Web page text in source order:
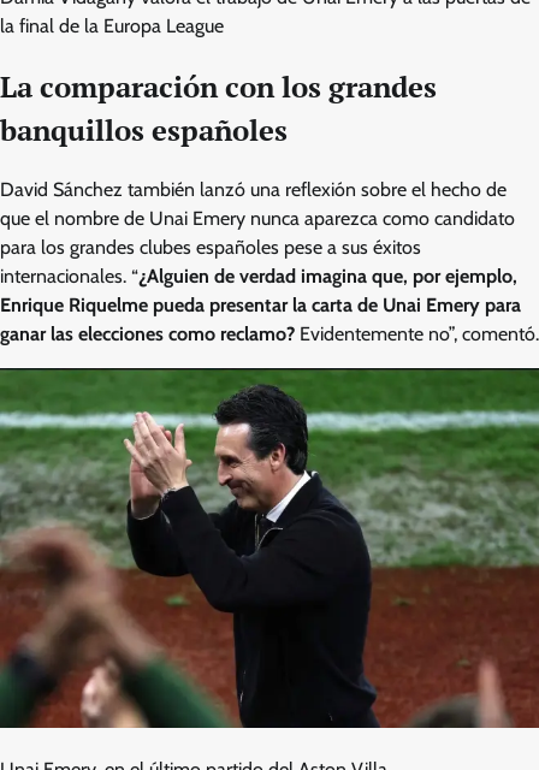
la final de la Europa League
La comparación con los grandes
banquillos españoles
David Sánchez también lanzó una reflexión sobre el hecho de
que el nombre de Unai Emery nunca aparezca como candidato
para los grandes clubes españoles pese a sus éxitos
internacionales. “¿Alguien de verdad imagina que, por ejemplo,
Enrique Riquelme pueda presentar la carta de Unai Emery para
ganar las elecciones como reclamo? Evidentemente no”, comentó.